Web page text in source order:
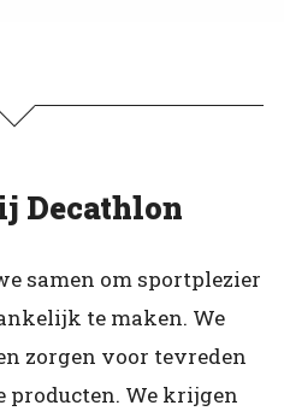
Decathlon
samen om sportplezier
te maken. We
zorgen voor tevreden
producten. We krijgen